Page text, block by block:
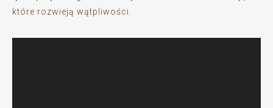
które rozwieją wątpliwości.